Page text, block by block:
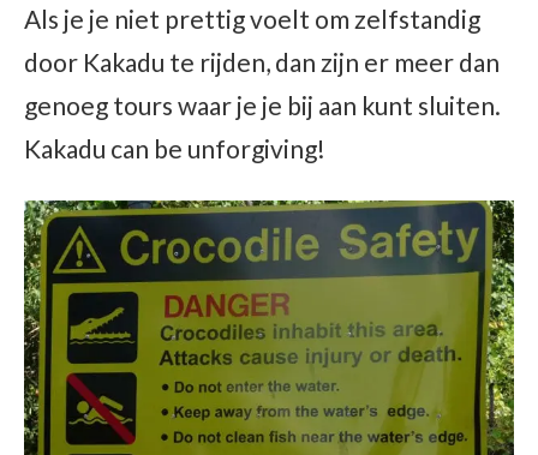
Als je je niet prettig voelt om zelfstandig
door Kakadu te rijden, dan zijn er meer dan
genoeg tours waar je je bij aan kunt sluiten.
Kakadu can be unforgiving!